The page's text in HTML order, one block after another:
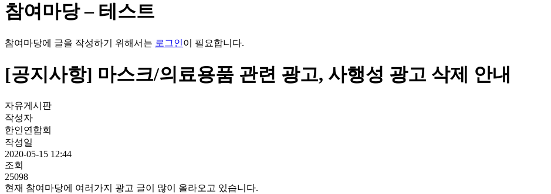
참여마당 – 테스트
참여마당에 글을 작성하기 위해서는 로그인이 필요합니다.
[공지사항] 마스크/의료용품 관련 광고, 사행성 광고 삭제 안내
자유게시판
작성자
한인연합회
작성일
2020-05-15 12:44
조회
25098
현재 참여마당에 여러가지 광고 글이 많이 올라오고 있습니다.